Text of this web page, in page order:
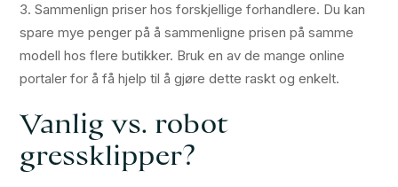
Sammenlign priser hos forskjellige forhandlere. Du kan
spare mye penger på å sammenligne prisen på samme
modell hos flere butikker. Bruk en av de mange online
portaler for å få hjelp til å gjøre dette raskt og enkelt.
Vanlig vs. robot
gressklipper?